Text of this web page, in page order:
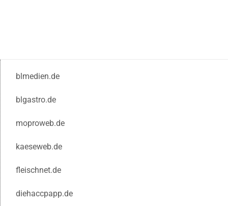
blmedien.de
blgastro.de
moproweb.de
kaeseweb.de
fleischnet.de
diehaccpapp.de